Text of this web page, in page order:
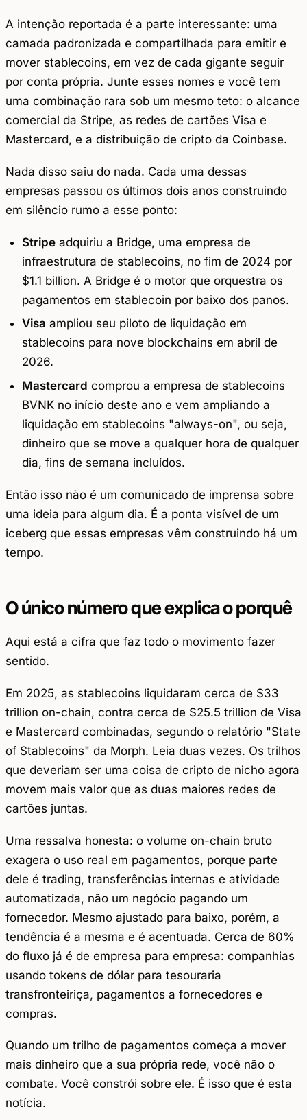
A intenção reportada é a parte interessante: uma
camada padronizada e compartilhada para emitir e
mover stablecoins, em vez de cada gigante seguir
por conta própria. Junte esses nomes e você tem
uma combinação rara sob um mesmo teto: o alcance
comercial da Stripe, as redes de cartões Visa e
Mastercard, e a distribuição de cripto da Coinbase.
Nada disso saiu do nada. Cada uma dessas
empresas passou os últimos dois anos construindo
em silêncio rumo a esse ponto:
Stripeadquiriu a Bridge, uma empresa de
infraestrutura de stablecoins, no fim de 2024 por
$1.1 billion. A Bridge é o motor que orquestra os
pagamentos em stablecoin por baixo dos panos.
Visa ampliou seu piloto de liquidação em
stablecoins para nove blockchains em abril de
2026.
Mastercard comprou a empresa de stablecoins
BVNK no início deste ano e vem ampliando a
liquidação em stablecoins "always-on", ou seja,
dinheiro que se move a qualquer hora de qualquer
dia, fins de semana incluídos.
Então isso não é um comunicado de imprensa sobre
uma ideia para algum dia. É a ponta visível de um
iceberg que essas empresas vêm construindo há um
tempo.
O único número que explica o porquê
Aqui está a cifra que faz todo o movimento fazer
sentido.
Em 2025, as stablecoins liquidaram cerca de $33
trillion on-chain, contra cerca de $25.5 trillion de Visa
e Mastercard combinadas, segundo o relatório "State
of Stablecoins" da Morph. Leia duas vezes. Os trilhos
que deveriam ser uma coisa de cripto de nicho agora
movem mais valor que as duas maiores redes de
cartões juntas.
Uma ressalva honesta: o volume on-chain bruto
exagera o uso real em pagamentos, porque parte
dele é trading, transferências internas e atividade
automatizada, não um negócio pagando um
fornecedor. Mesmo ajustado para baixo, porém, a
tendência é a mesma e é acentuada. Cerca de 60%
do fluxo já é de empresa para empresa: companhias
usando tokens de dólar para tesouraria
transfronteiriça, pagamentos a fornecedores e
compras.
Quando um trilho de pagamentos começa a mover
mais dinheiro que a sua própria rede, você não o
combate. Você constrói sobre ele. É isso que é esta
notícia.